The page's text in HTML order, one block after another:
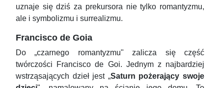
uznaje się dziś za prekursora nie tylko romantyzmu,
ale i symbolizmu i surrealizmu.
Francisco de Goia
Do „czarnego romantyzmu" zalicza się część
twórczości Francisco de Goi. Jednym z najbardziej
wstrząsających dzieł jest „Saturn pożerający swoje